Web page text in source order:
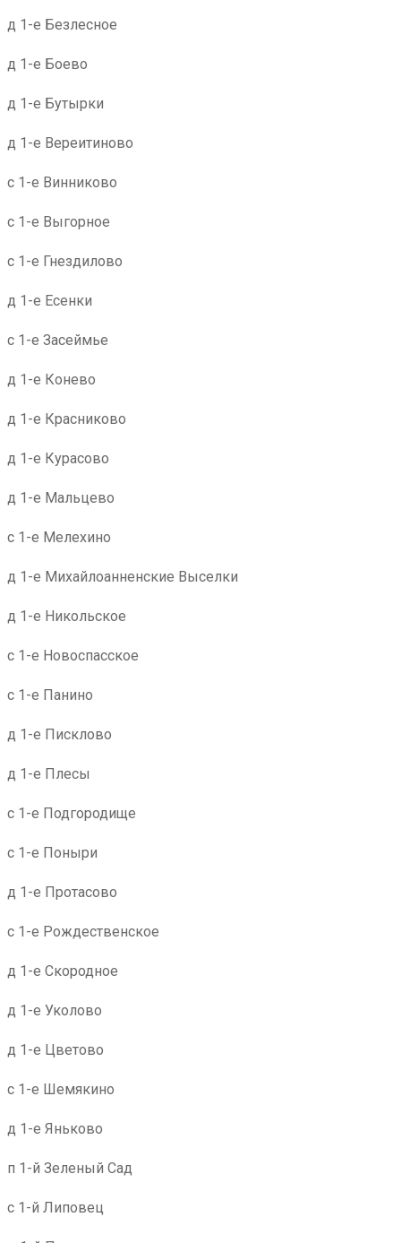
д 1-е Безлесное
д 1-е Боево
д 1-е Бутырки
д 1-е Вереитиново
с 1-е Винниково
с 1-е Выгорное
с 1-е Гнездилово
д 1-е Есенки
с 1-е Засеймье
д 1-е Конево
д 1-е Красниково
д 1-е Курасово
д 1-е Мальцево
с 1-е Мелехино
д 1-е Михайлоанненские Выселки
д 1-е Никольское
с 1-е Новоспасское
с 1-е Панино
д 1-е Писклово
д 1-е Плесы
с 1-е Подгородище
с 1-е Поныри
д 1-е Протасово
с 1-е Рождественское
д 1-е Скородное
д 1-е Уколово
д 1-е Цветово
с 1-е Шемякино
д 1-е Яньково
п 1-й Зеленый Сад
с 1-й Липовец